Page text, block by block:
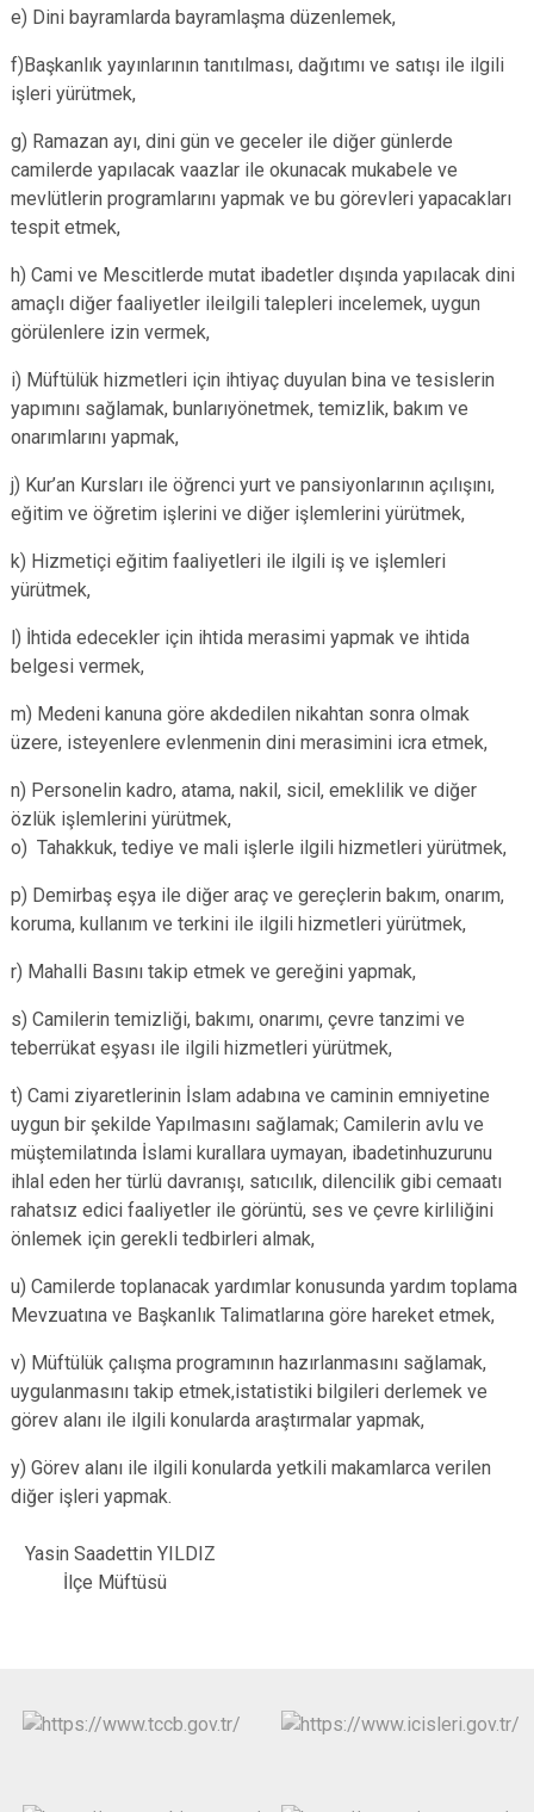
e) Dini bayramlarda bayramlaşma düzenlemek,
f)Başkanlık yayınlarının tanıtılması, dağıtımı ve satışı ile ilgili
işleri yürütmek,
g) Ramazan ayı, dini gün ve geceler ile diğer günlerde
camilerde yapılacak vaazlar ile okunacak mukabele ve
mevlütlerin programlarını yapmak ve bu görevleri yapacakları
tespit etmek,
h) Cami ve Mescitlerde mutat ibadetler dışında yapılacak dini
amaçlı diğer faaliyetler ileilgili talepleri incelemek, uygun
görülenlere izin vermek,
i) Müftülük hizmetleri için ihtiyaç duyulan bina ve tesislerin
yapımını sağlamak, bunlarıyönetmek, temizlik, bakım ve
onarımlarını yapmak,
j) Kur’an Kursları ile öğrenci yurt ve pansiyonlarının açılışını,
eğitim ve öğretim işlerini ve diğer işlemlerini yürütmek,
k) Hizmetiçi eğitim faaliyetleri ile ilgili iş ve işlemleri
yürütmek,
l) İhtida edecekler için ihtida merasimi yapmak ve ihtida
belgesi vermek,
m) Medeni kanuna göre akdedilen nikahtan sonra olmak
üzere, isteyenlere evlenmenin dini merasimini icra etmek,
n) Personelin kadro, atama, nakil, sicil, emeklilik ve diğer
özlük işlemlerini yürütmek,
o) Tahakkuk, tediye ve mali işlerle ilgili hizmetleri yürütmek,
p) Demirbaş eşya ile diğer araç ve gereçlerin bakım, onarım,
koruma, kullanım ve terkini ile ilgili hizmetleri yürütmek,
r) Mahalli Basını takip etmek ve gereğini yapmak,
s) Camilerin temizliği, bakımı, onarımı, çevre tanzimi ve
teberrükat eşyası ile ilgili hizmetleri yürütmek,
t) Cami ziyaretlerinin İslam adabına ve caminin emniyetine
uygun bir şekilde Yapılmasını sağlamak; Camilerin avlu ve
müştemilatında İslami kurallara uymayan, ibadetinhuzurunu
ihlal eden her türlü davranışı, satıcılık, dilencilik gibi cemaatı
rahatsız edici faaliyetler ile görüntü, ses ve çevre kirliliğini
önlemek için gerekli tedbirleri almak,
u) Camilerde toplanacak yardımlar konusunda yardım toplama
Mevzuatına ve Başkanlık Talimatlarına göre hareket etmek,
v) Müftülük çalışma programının hazırlanmasını sağlamak,
uygulanmasını takip etmek,istatistiki bilgileri derlemek ve
görev alanı ile ilgili konularda araştırmalar yapmak,
y) Görev alanı ile ilgili konularda yetkili makamlarca verilen
diğer işleri yapmak.
Yasin Saadettin YILDIZ
İlçe Müftüsü